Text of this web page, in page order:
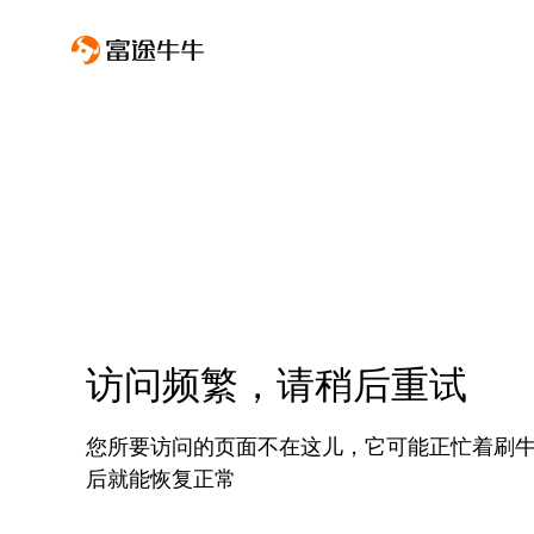
访问频繁，请稍后重试
您所要访问的页面不在这儿，它可能正忙着刷
后就能恢复正常